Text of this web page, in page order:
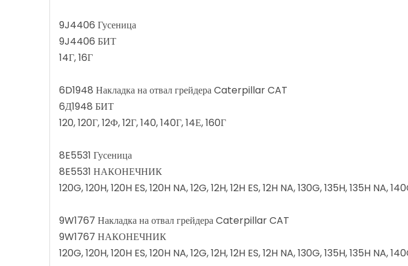
9J4406 Гусеница
9J4406 БИТ
14Г, 16Г
6D1948 Накладка на отвал грейдера Caterpillar CAT
6Д1948 БИТ
120, 120Г, 12Ф, 12Г, 140, 140Г, 14Е, 160Г
8E5531 Гусеница
8E5531 НАКОНЕЧНИК
120G, 120H, 120H ES, 120H NA, 12G, 12H, 12H ES, 12H NA, 130G, 135H, 135H NA,
9W1767 Накладка на отвал грейдера Caterpillar CAT
9W1767 НАКОНЕЧНИК
120G, 120H, 120H ES, 120H NA, 12G, 12H, 12H ES, 12H NA, 130G, 135H, 135H NA,